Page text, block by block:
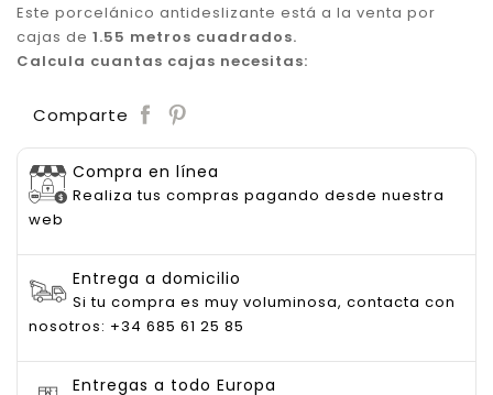
Este porcelánico antideslizante está a la venta por
cajas de 1.55 metros cuadrados.
Calcula cuantas cajas necesitas:
Comparte
Compra en línea
Realiza tus compras pagando desde nuestra
web
Entrega a domicilio
Si tu compra es muy voluminosa, contacta con
nosotros: +34 685 61 25 85
Entregas a todo Europa